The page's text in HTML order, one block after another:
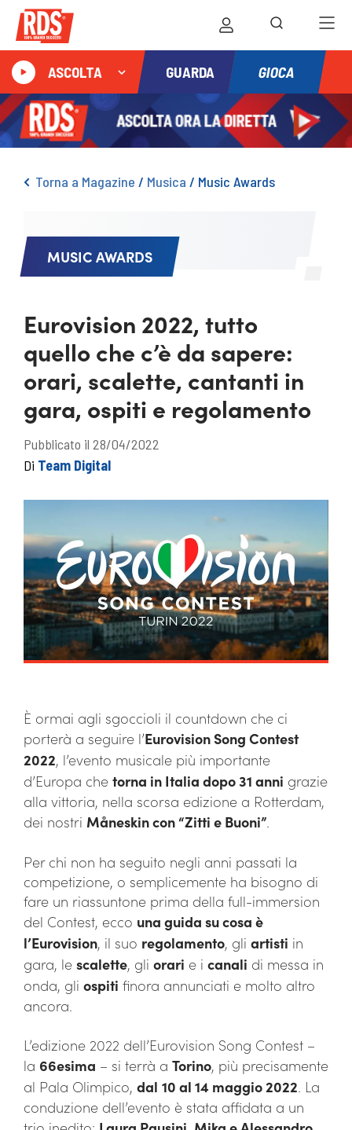
ASCOLTA GUARDA GIOCA
Torna a Magazine / Musica / Music Awards
MUSIC AWARDS
Eurovision 2022, tutto
quello che c’è da sapere:
orari, scalette, cantanti in
gara, ospiti e regolamento
Pubblicato il 28/04/2022
Di Team Digital
È ormai agli sgoccioli il countdown che ci
porterà a seguire l’Eurovision Song Contest
2022, l’evento musicale più importante
d’Europa che torna in Italia dopo 31 anni grazie
alla vittoria, nella scorsa edizione a Rotterdam,
dei nostri Måneskin con “Zitti e Buoni”.
Per chi non ha seguito negli anni passati la
competizione, o semplicemente ha bisogno di
fare un riassuntone prima della full-immersion
del Contest, ecco una guida su cosa è
l’Eurovision, il suo regolamento, gli artisti in
gara, le scalette, gli orari e i canali di messa in
onda, gli ospiti finora annunciati e molto altro
ancora.
L’edizione 2022 dell’Eurovision Song Contest –
la 66esima – si terrà a Torino, più precisamente
al Pala Olimpico, dal 10 al 14 maggio 2022. La
conduzione dell’evento è stata affidata a un